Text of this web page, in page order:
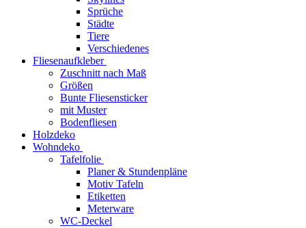
Sprüche
Städte
Tiere
Verschiedenes
Fliesenaufkleber
Zuschnitt nach Maß
Größen
Bunte Fliesensticker
mit Muster
Bodenfliesen
Holzdeko
Wohndeko
Tafelfolie
Planer & Stundenpläne
Motiv Tafeln
Etiketten
Meterware
WC-Deckel